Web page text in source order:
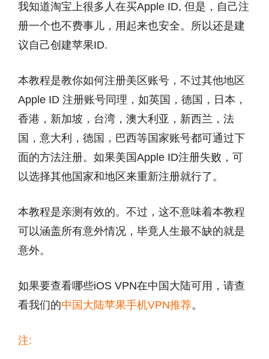
我知道淘宝上很多人在买Apple ID, 但是，自己注
册一个也不费事儿，用起来也安全。所以还是建
议自己创建苹果ID.
本教程是教你如何注册美区账号，不过其他地区
Apple ID 注册账号同理，如英国，德国，日本，
香港，新加坡，台湾，澳大利亚，新西兰，法
国，意大利，德国，巴西等国家账号都可通过下
面的方法注册。如果美国Apple ID注册失败，可
以选择其他国家和地区来重新注册就行了。
本教程是亲测有效的。不过，这不意味着本教程
可以涵盖所有意外情况，毕竟人生最不缺的就是
意外。
如果要查看哪些iOS VPN在中国大陆可用，请查
看我们的中国大陆苹果手机VPN推荐。
注: